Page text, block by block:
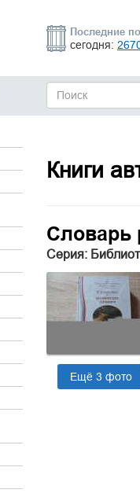
Последние
сегодня:
Книги
Словарь
Серия:
Ещё 3 фото